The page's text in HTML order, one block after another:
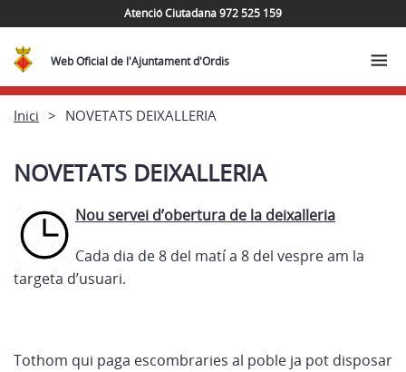
Atenció Ciutadana 972 525 159
Web Oficial de l'Ajuntament d'Ordis
Inici NOVETATS DEIXALLERIA
NOVETATS DEIXALLERIA
Nou servei d’obertura de la deixalleria
Cada dia de 8 del matí a 8 del vespre am la
targeta d’usuari.
Tothom qui paga escombraries al poble ja pot disposar